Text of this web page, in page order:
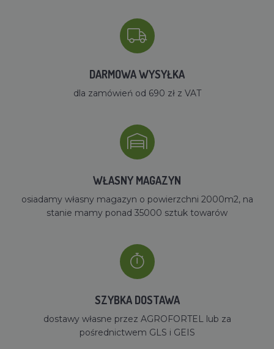
DARMOWA WYSYŁKA
dla zamówień od 690 zł z VAT
WŁASNY MAGAZYN
osiadamy własny magazyn o powierzchni 2000m2, na
stanie mamy ponad 35000 sztuk towarów
SZYBKA DOSTAWA
dostawy własne przez AGROFORTEL lub za
pośrednictwem GLS i GEIS